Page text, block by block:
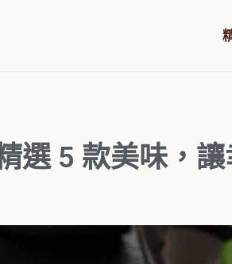
選 5 款美味，